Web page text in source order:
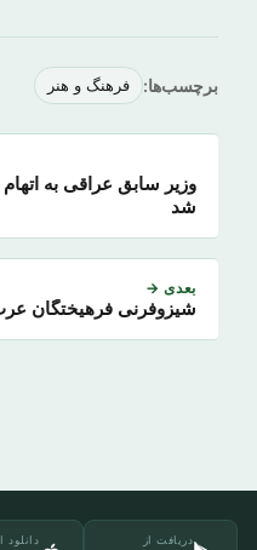
برچسب‌ها: فرهنگ و هنر
وزیر سابق عراقی به
شد
بعدی →
شیزوفرنی فرهیختگان
دریافت از دانلود از